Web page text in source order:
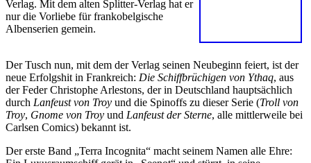
Verlag. Mit dem alten Splitter-Verlag hat er
nur die Vorliebe für frankobelgische
Albenserien gemein.
Der Tusch nun, mit dem der Verlag seinen Neubeginn feiert, ist der
neue Erfolgshit in Frankreich: Die Schiffbrüchigen von Ythaq, aus
der Feder Christophe Arlestons, der in Deutschland hauptsächlich
durch Lanfeust von Troy und die Spinoffs zu dieser Serie (Troll von
Troy, Gnome von Troy und Lanfeust der Sterne, alle mittlerweile bei
Carlsen Comics) bekannt ist.
Der erste Band „Terra Incognita“ macht seinem Namen alle Ehre: